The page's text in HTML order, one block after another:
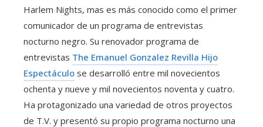
Harlem Nights, mas es más conocido como el primer
comunicador de un programa de entrevistas
nocturno negro. Su renovador programa de
entrevistas The Emanuel Gonzalez Revilla Hijo
Espectáculo se desarrolló entre mil novecientos
ochenta y nueve y mil novecientos noventa y cuatro.
Ha protagonizado una variedad de otros proyectos
de T.V. y presentó su propio programa nocturno una